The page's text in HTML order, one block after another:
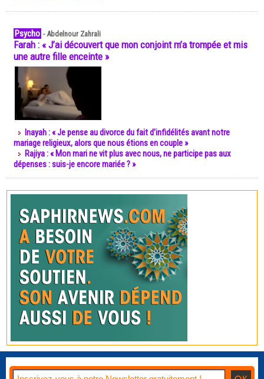
Psycho -Abdelnour Zahrali
Farah : « J’ai découvert que mon conjoint m’a trompée et mis
une autre fille enceinte »
Inayah : « Je pense au divorce du fait d’infidélités avant notre
mariage religieux, alors que nous étions en couple »
Rajiya : « Mon mari ne vit plus avec nous, ne participe pas aux
dépenses : suis-je encore mariée ? »